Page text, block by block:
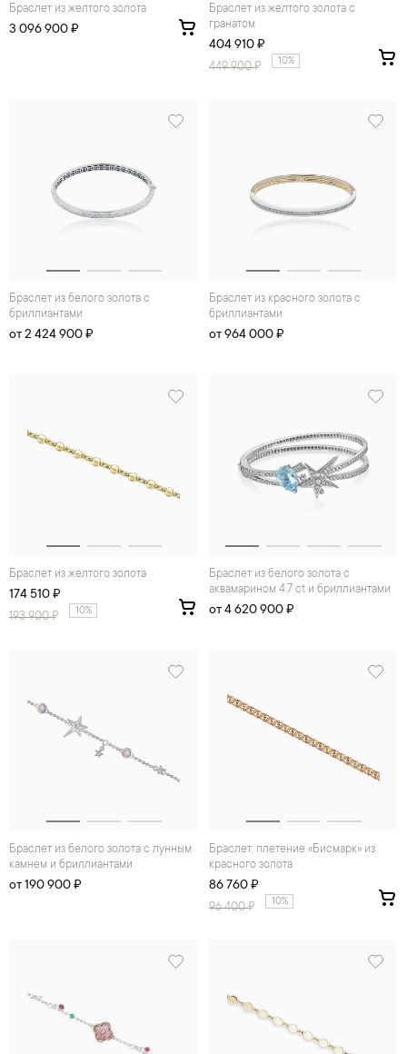
Браслет из желтого золота
3 096 900 ₽
Браслет из желтого золота с
гранатом
404 910 ₽
449 900₽ 10%
Браслет из белого золота с
бриллиантами
от 2 424 900 ₽
Браслет из красного золота с
бриллиантами
от 964 000 ₽
Браслет из желтого золота
174 510 ₽
193 900₽ 10%
Браслет из белого золота с
аквамарином 4.7 ct и бриллиантами
от 4 620 900 ₽
Браслет из белого золота с лунным
камнем и бриллиантами
от 190 900 ₽
Браслет, плетение «Бисмарк» из
красного золота
86 760 ₽
96 400₽ 10%